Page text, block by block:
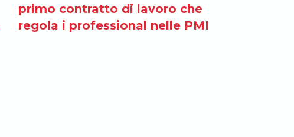
primo contratto di lavoro che
regola i professional nelle PMI